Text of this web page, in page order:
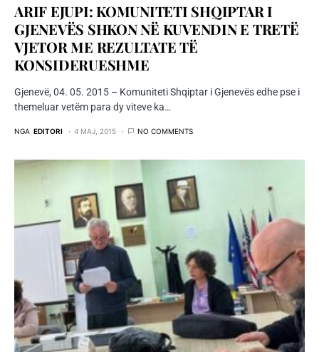
ARIF EJUPI: KOMUNITETI SHQIPTAR I
GJENEVËS SHKON NË KUVENDIN E TRETË
VJETOR ME REZULTATE TË
KONSIDERUESHME
Gjenevë, 04. 05. 2015 – Komuniteti Shqiptar i Gjenevës edhe pse i
themeluar vetëm para dy viteve ka…
NGA EDITORI 4 MAJ, 2015 NO COMMENTS